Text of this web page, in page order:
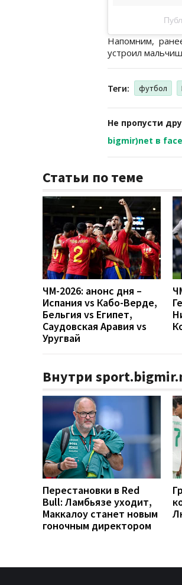
Напомним,
устроил
Теги: футбол
Не пропусти
bigmir)net в
Статьи по теме
ЧМ-2026: анонс дня –
Испания vs Кабо-Верде,
Бельгия vs Египет,
Саудовская Аравия vs
Уругвай
Внутри
Перестановки в Red
Bull: Ламбьязе уходит,
Маккалоу станет новым
гоночным директором